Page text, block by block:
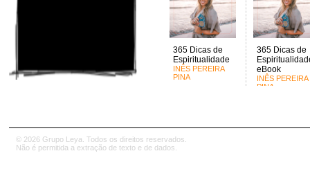
365 Dicas de
Espiritualidade
INÊS PEREIRA
PINA
365 Dicas de
eBook
INÊS PEREIRA
PINA
© 2026 Grupo Leya. Todos os direitos reservados.
Não é permitida a extração de texto e de dados.